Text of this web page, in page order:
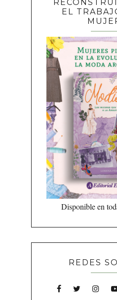
EL
Disponible en
REDES